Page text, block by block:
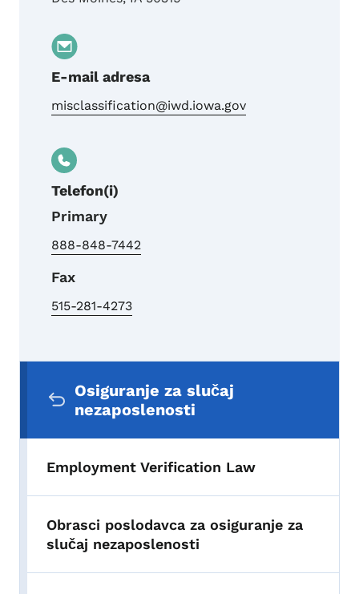
E-mail adresa
misclassification@iwd.iowa.gov
Telefon(i)
Primary
888-848-7442
Fax
515-281-4273
Osiguranje za slučaj
nezaposlenosti
Employment Verification Law
Obrasci poslodavca za osiguranje za
slučaj nezaposlenosti